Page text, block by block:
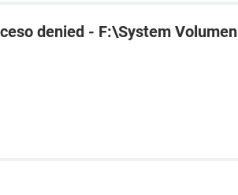
denied - F:\System Volumen